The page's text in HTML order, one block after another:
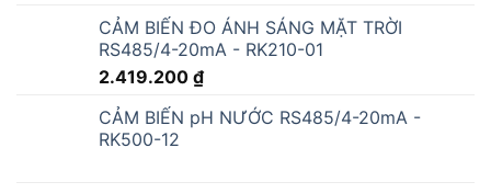
CẢM BIẾN ĐO ÁNH SÁNG MẶT TRỜI
RS485/4-20mA - RK210-01
2.419.200 ₫
CẢM BIẾN pH NƯỚC RS485/4-20mA -
RK500-12